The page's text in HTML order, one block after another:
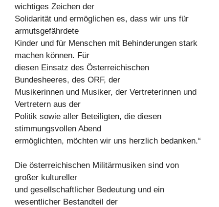
wichtiges Zeichen der
Solidarität und ermöglichen es, dass wir uns für
armutsgefährdete
Kinder und für Menschen mit Behinderungen stark
machen können. Für
diesen Einsatz des Österreichischen
Bundesheeres, des ORF, der
Musikerinnen und Musiker, der Vertreterinnen und
Vertretern aus der
Politik sowie aller Beteiligten, die diesen
stimmungsvollen Abend
ermöglichten, möchten wir uns herzlich bedanken.“
Die österreichischen Militärmusiken sind von
großer kultureller
und gesellschaftlicher Bedeutung und ein
wesentlicher Bestandteil der